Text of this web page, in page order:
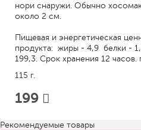
нори снаружи. Обычно
около 2 см.
Пищевая и энергетическая
продукта: жиры - 4,9 белки -
199,3. Срок хранения 12
115 г.
199
Рекомендуемые товары